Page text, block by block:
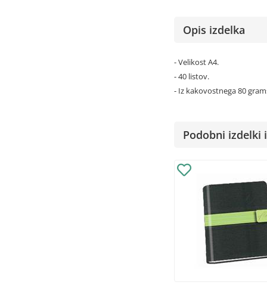
Opis izdelka
- Velikost A4.
- 40 listov.
- Iz kakovostnega 80
Podobni izdelki